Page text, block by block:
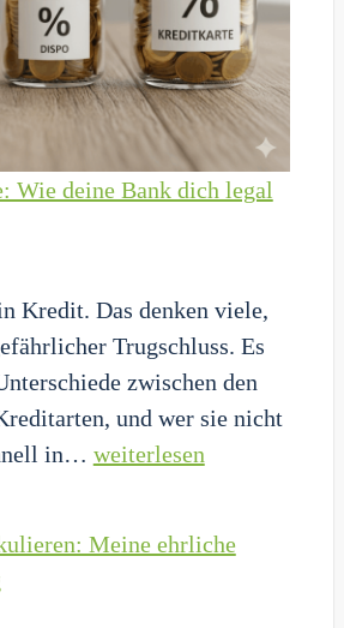
ist
Wie deine Bank dich legal
Kredit. Das denken viele,
Trugschluss. Es
zwischen den
und wer sie nicht
in… Die
Wie
weiterlesen
Meine ehrliche